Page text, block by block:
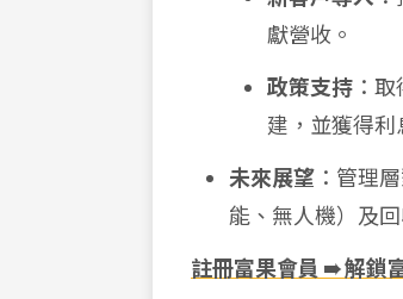
獻營收。
政策支持 ：
建，並獲得利
未來展望 ：管理
能、無人機）及
註冊富果會員 ➠ 解鎖